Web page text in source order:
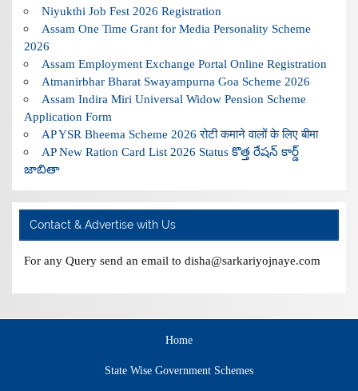
Niyukthi Job Fest 2026 Registration
Assam One Time Grant for Media Personality Scheme
2026
Assam Employment Exchange Portal Online Registration
Atmanirbhar Bharat Swayampurna Goa Scheme 2026
Assam Indira Miri Universal Widow Pension Scheme
Application Form
AP YSR Bheema Scheme 2026 रोटी कमाने वालों के लिए बीमा
AP New Ration Card List 2026 Status కొత్త రేషన్ కార్డ్
జాబితా
Contact & Advertise with Us
For any Query send an email to disha@sarkariyojnaye.com
Home
State Wise Government Schemes